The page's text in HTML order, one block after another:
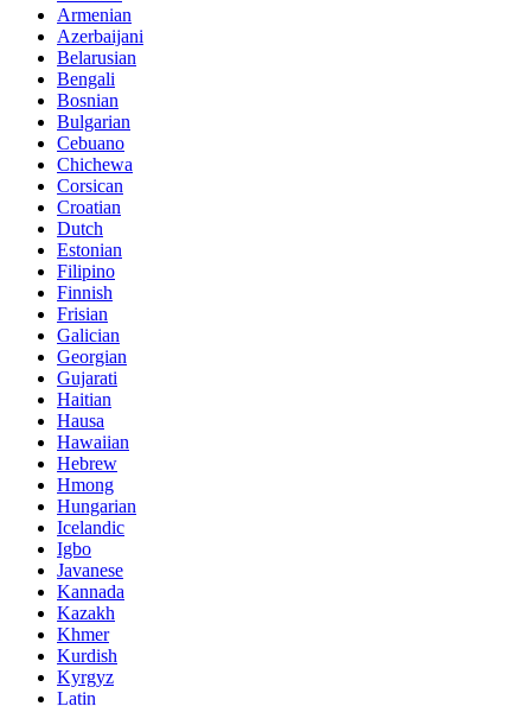
Armenian
Azerbaijani
Belarusian
Bengali
Bosnian
Bulgarian
Cebuano
Chichewa
Corsican
Croatian
Dutch
Estonian
Filipino
Finnish
Frisian
Galician
Georgian
Gujarati
Haitian
Hausa
Hawaiian
Hebrew
Hmong
Hungarian
Icelandic
Igbo
Javanese
Kannada
Kazakh
Khmer
Kurdish
Kyrgyz
Latin